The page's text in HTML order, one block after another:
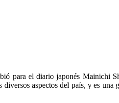
para el diario japonés Mainichi
aspectos del país, y es